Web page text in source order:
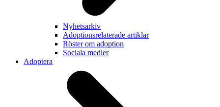
Nyhetsarkiv
Adoptionsrelaterade artiklar
Röster om adoption
Sociala medier
Adoptera